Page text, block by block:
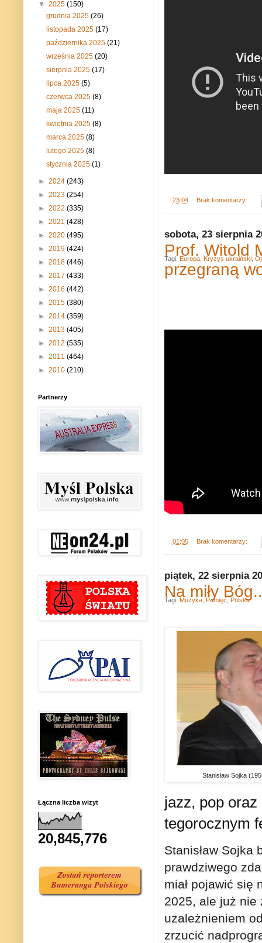
23:04 Brak komentarzy:
sobota, 23 sierpnia
Prof. Witold
przegraną
01:05 Brak komentarzy:
Tagi: Europa Kryzys ukraiński
piątek, 22 sierpnia
Na miły
Stanisław Sojka
jazz, pop
tegorocznym
Stanisław Sojka
prawdziwego
miał pojawić się
2025, ale już nie
uzależnieniem
zrzucić
Tagi: Muzyka Pamięć Polska
▼ 2025 (150)
grudnia 2025(26)
listopada 2025(17)
października 2025(21)
września 2025(20)
sierpnia 2025(17)
lipca 2025(5)
czerwca 2025(8)
maja 2025(11)
kwietnia 2025(8)
marca 2025(8)
lutego 2025(8)
stycznia 2025(1)
► 2024 (243)
► 2023 (254)
► 2022 (335)
► 2021 (428)
► 2020 (495)
► 2019 (424)
► 2018 (446)
► 2017 (433)
► 2016 (442)
► 2015 (380)
► 2014 (359)
► 2013 (405)
► 2012 (535)
► 2011 (464)
► 2010 (210)
Partnerzy
Łączna liczba wizyt
20,845,776